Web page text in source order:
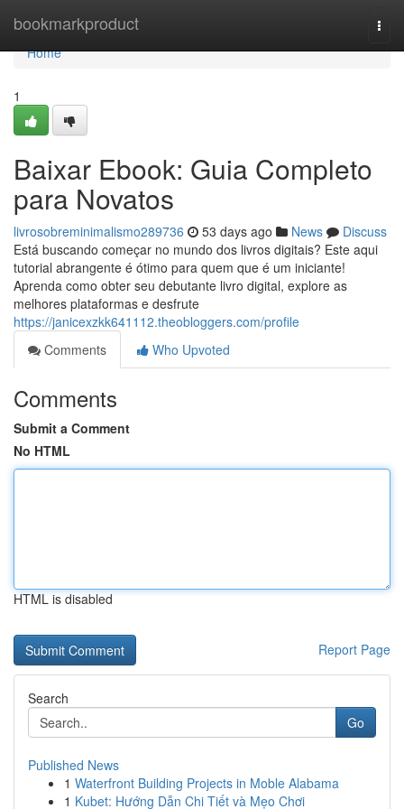
bookmarkproduct
Home
Home
1
Baixar Ebook: Guia Completo
para Novatos
livrosobreminimalismo289736 53 days ago News
Discuss
Está buscando começar no mundo dos livros digitais? Este aqui
tutorial abrangente é ótimo para quem que é um iniciante!
Aprenda como obter seu debutante livro digital, explore as
melhores plataformas e desfrute
https://janicexzkk641112.theobloggers.com/profile
Comments
Who Upvoted
Comments
Submit a Comment
No HTML
HTML is disabled
Report Page
Search
Go
Published News
1 Waterfront Building Projects in Moble Alabama
1 Kubet: Hướng Dẫn Chi Tiết và Mẹo Chơi